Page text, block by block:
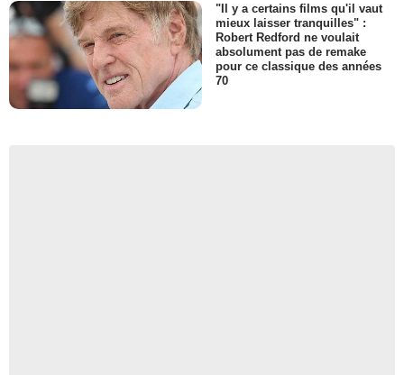
"Il y a certains films qu'il vaut
mieux laisser tranquilles" :
Robert Redford ne voulait
absolument pas de remake
pour ce classique des années
70